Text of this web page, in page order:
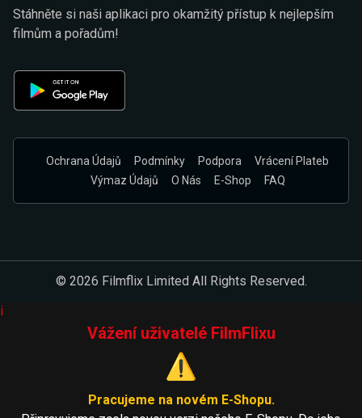
Stáhněte si naši aplikaci pro okamžitý přístup k nejlepším
filmům a pořadům!
Ochrana Údajů Podmínky Podpora
Vrácení Plateb
Výmaz Údajů
O Nás E-Shop FAQ
© 2026 Filmflix Limited All Rights Reserved.
i
Vážení uživatelé FilmFlixu
⚠️
Pracujeme na novém E-Shopu.